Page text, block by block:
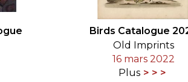
Birds Catalogue
Old Imprints
16 mars 2022
Plus